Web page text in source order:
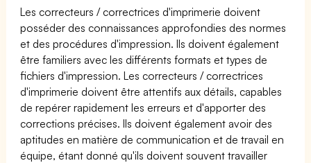
Les correcteurs / correctrices d'imprimerie doivent
posséder des connaissances approfondies des normes
et des procédures d'impression. Ils doivent également
être familiers avec les différents formats et types de
fichiers d'impression. Les correcteurs / correctrices
d'imprimerie doivent être attentifs aux détails, capables
de repérer rapidement les erreurs et d'apporter des
corrections précises. Ils doivent également avoir des
aptitudes en matière de communication et de travail en
équipe, étant donné qu'ils doivent souvent travailler